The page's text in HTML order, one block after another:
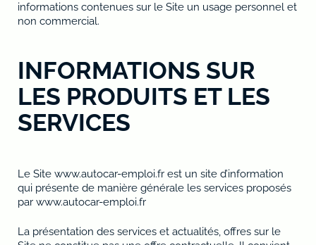
informations contenues sur le Site un usage personnel et
non commercial.
INFORMATIONS SUR
LES PRODUITS ET LES
SERVICES
Le Site www.autocar-emploi.fr est un site d’information
qui présente de manière générale les services proposés
par www.autocar-emploi.fr
La présentation des services et actualités, offres sur le